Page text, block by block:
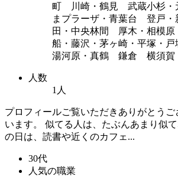
町 川崎・鶴見 武蔵小杉・
まプラーザ・青葉台 登戸
田・中央林間 厚木・相模
船・藤沢・茅ヶ崎・平塚・
湯河原・真鶴 鎌倉 横須賀
人数
1人
プロフィールご覧いただきありがとう
います。 似てる人は、たぶんあまり似
の日は、読書や近くのカフェ...
30代
人気の職業